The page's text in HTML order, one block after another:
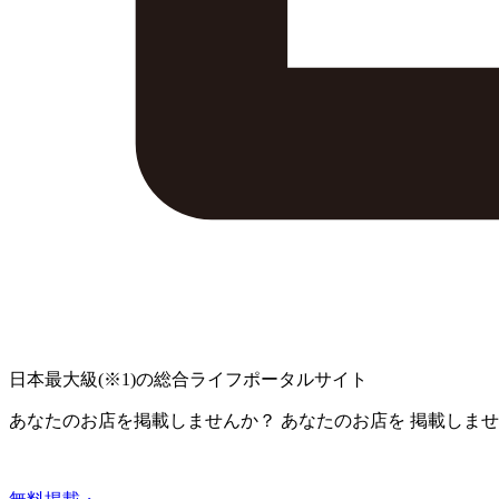
日本最大級(※1)の総合ライフポータルサイト
あなたのお店を掲載しませんか？ あなたのお店を 掲載しま